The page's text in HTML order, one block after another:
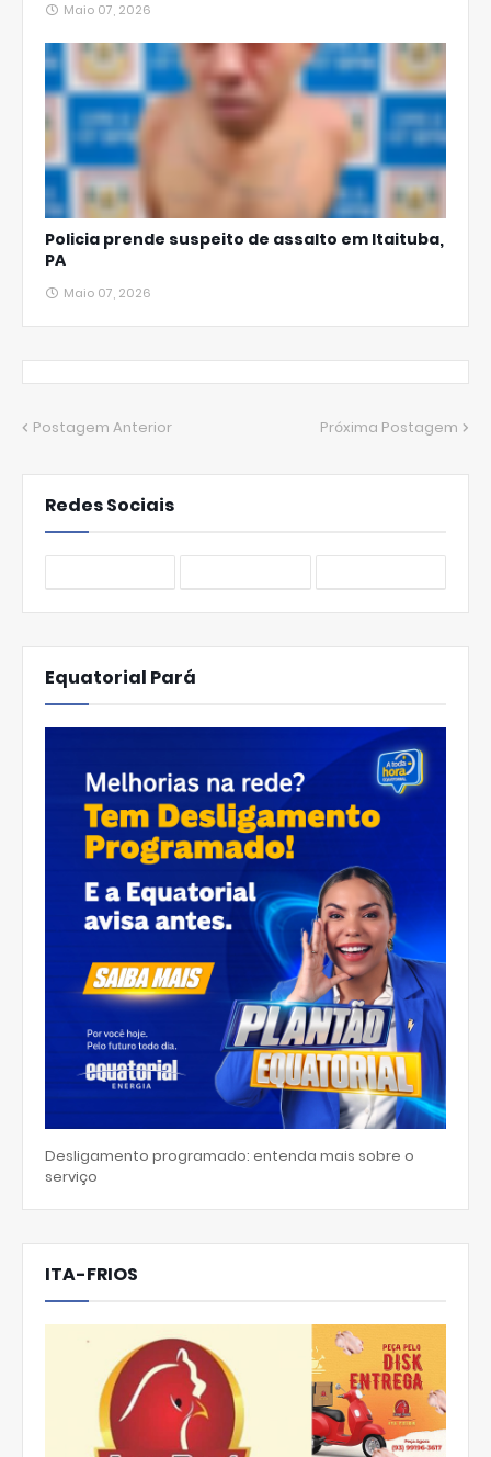
Maio 07, 2026
Policia prende suspeito de assalto em Itaituba,
PA
Maio 07, 2026
Postagem Anterior Próxima Postagem
Redes Sociais
Equatorial Pará
Desligamento programado: entenda mais sobre o
serviço
ITA-FRIOS